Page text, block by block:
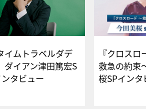
イムトラベルダデ
ダイアン津田篤宏S
ンタビュー
『クロス
救急の約束
桜SPイ